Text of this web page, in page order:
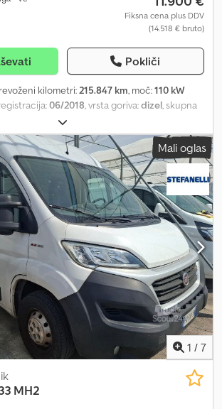
Fiksna cena plus DDV
(14.518 € bruto)
Pokliči
kilometri:215.847 km, moč:110 kW
06/2018, vrsta goriva:dizel, skupna
, vrsta prenosa:
kg Dsdpfjzrp Niex Alisck
Mali oglas
1 / 7
MH2